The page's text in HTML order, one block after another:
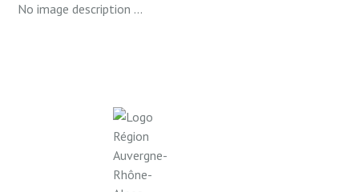
No image description ...